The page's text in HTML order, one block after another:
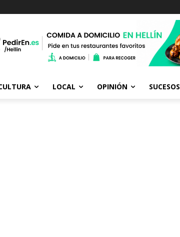
LOCAL OPINIÓN SUCESOS